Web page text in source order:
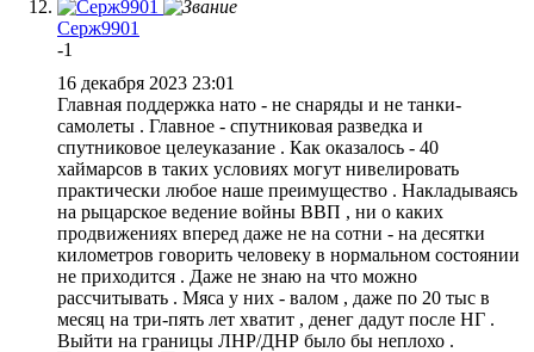
Серж9901
-1
16 декабря 2023 23:01
Главная поддержка нато - не снаряды и не танки-
самолеты . Главное - спутниковая разведка и
спутниковое целеуказание . Как оказалось - 40
хаймарсов в таких условиях могут нивелировать
практически любое наше преимущество . Накладываясь
на рыцарское ведение войны ВВП , ни о каких
продвижениях вперед даже не на сотни - на десятки
километров говорить человеку в нормальном состоянии
не приходится . Даже не знаю на что можно
рассчитывать . Мяса у них - валом , даже по 20 тыс в
месяц на три-пять лет хватит , денег дадут после НГ .
Выйти на границы ЛНР/ДНР было бы неплохо .